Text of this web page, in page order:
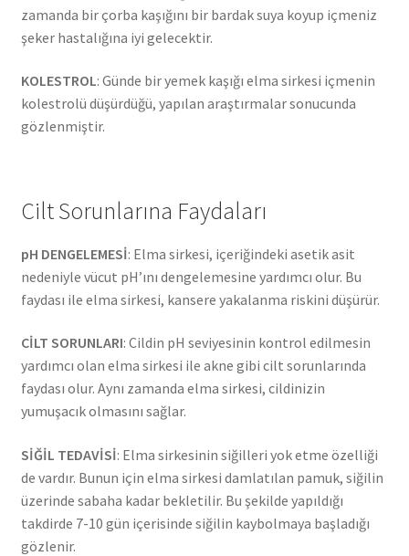
zamanda bir çorba kaşığını bir bardak suya koyup içmeniz
şeker hastalığına iyi gelecektir.
KOLESTROL: Günde bir yemek kaşığı elma sirkesi içmenin
kolestrolü düşürdüğü, yapılan araştırmalar sonucunda
gözlenmiştir.
Cilt Sorunlarına Faydaları
pH DENGELEMESİ: Elma sirkesi, içeriğindeki asetik asit
nedeniyle vücut pH’ını dengelemesine yardımcı olur. Bu
faydası ile elma sirkesi, kansere yakalanma riskini düşürür.
CİLT SORUNLARI: Cildin pH seviyesinin kontrol edilmesin
yardımcı olan elma sirkesi ile akne gibi cilt sorunlarında
faydası olur. Aynı zamanda elma sirkesi, cildinizin
yumuşacık olmasını sağlar.
SİĞİL TEDAVİSİ: Elma sirkesinin siğilleri yok etme özelliği
de vardır. Bunun için elma sirkesi damlatılan pamuk, siğilin
üzerinde sabaha kadar bekletilir. Bu şekilde yapıldığı
takdirde 7-10 gün içerisinde siğilin kaybolmaya başladığı
gözlenir.